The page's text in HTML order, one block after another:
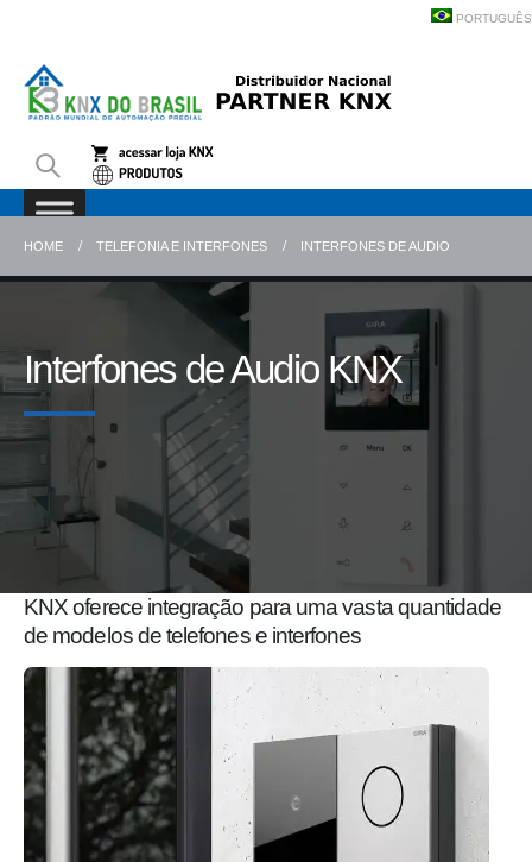
PORTUGUÊS
HOME TELEFONIA E INTERFONES INTERFONES DE AUDIO
Interfones de Audio KNX
KNX oferece integração para uma vasta quantidade
de modelos de telefones e interfones